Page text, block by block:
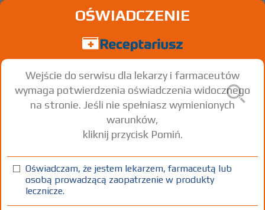
OŚWIADCZENIE
Wejście do serwisu dla lekarzy i farmaceutów
wymaga potwierdzenia oświadczenia widocznego
na stronie. Jeśli nie spełniasz wymienionych
warunków,
kliknij przycisk Pomiń.
Oświadczam, że jestem lekarzem, farmaceutą lub
osobą prowadzącą zaopatrzenie w produkty
lecznicze.